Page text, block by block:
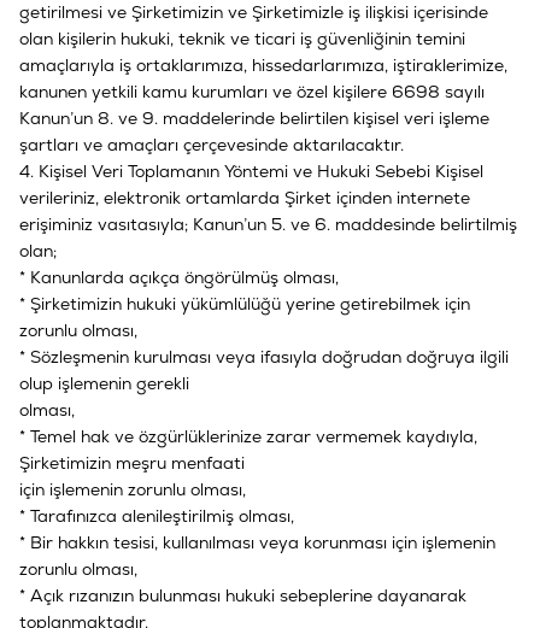
getirilmesi ve Şirketimizin ve Şirketimizle iş ilişkisi içerisinde
olan kişilerin hukuki, teknik ve ticari iş güvenliğinin temini
amaçlarıyla iş ortaklarımıza, hissedarlarımıza, iştiraklerimize,
kanunen yetkili kamu kurumları ve özel kişilere 6698 sayılı
Kanun’un 8. ve 9. maddelerinde belirtilen kişisel veri işleme
şartları ve amaçları çerçevesinde aktarılacaktır.
4. Kişisel Veri Toplamanın Yöntemi ve Hukuki Sebebi Kişisel
verileriniz, elektronik ortamlarda Şirket içinden internete
erişiminiz vasıtasıyla; Kanun’un 5. ve 6. maddesinde belirtilmiş
olan;
* Kanunlarda açıkça öngörülmüş olması,
* Şirketimizin hukuki yükümlülüğü yerine getirebilmek için
zorunlu olması,
* Sözleşmenin kurulması veya ifasıyla doğrudan doğruya ilgili
olup işlemenin gerekli
olması,
* Temel hak ve özgürlüklerinize zarar vermemek kaydıyla,
Şirketimizin meşru menfaati
için işlemenin zorunlu olması,
* Tarafınızca alenileştirilmiş olması,
* Bir hakkın tesisi, kullanılması veya korunması için işlemenin
zorunlu olması,
* Açık rızanızın bulunması hukuki sebeplerine dayanarak
toplanmaktadır.